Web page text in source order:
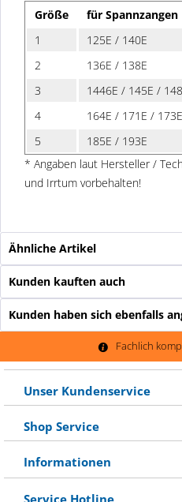
Größe
für Spannzangen
1
125E / 140E
2
136E / 138E
3
1446E / 145E /
4
164E / 171E /
5
185E / 193E
* Angaben laut Hersteller /
und Irrtum vorbehalten!
Ähnliche Artikel
Kunden kauften auch
Kunden haben sich ebenfalls
Fachlich
Unser Kundenservice
Shop Service
Informationen
Service Hotline